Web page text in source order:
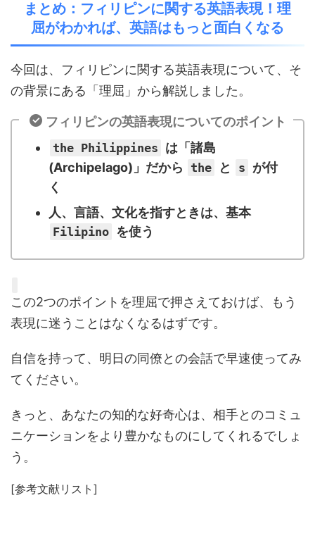
まとめ：フィリピンに関する英語表現！理
屈がわかれば、英語はもっと面白くなる
今回は、フィリピンに関する英語表現について、そ
の背景にある「理屈」から解説しました。
フィリピンの英語表現についてのポイント
the Philippines は「諸島
(Archipelago)」だから
the と s が付
く
人、言語、文化を指すときは、基本
Filipino を使う
この2つのポイントを理屈で押さえておけば、もう
表現に迷うことはなくなるはずです。
自信を持って、明日の同僚との会話で早速使ってみ
てください。
きっと、あなたの知的な好奇心は、相手とのコミュ
ニケーションをより豊かなものにしてくれるでしょ
う。
[参考文献リスト]